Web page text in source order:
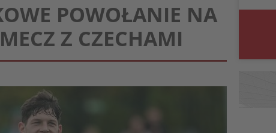
POWOŁANIE NA
Z CZECHAMI